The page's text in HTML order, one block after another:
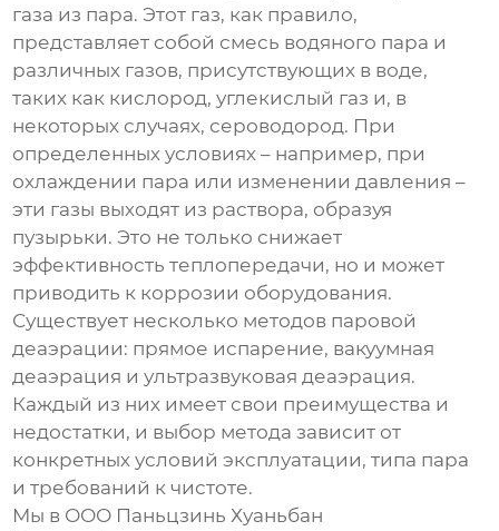
газа из пара. Этот газ, как правило,
представляет собой смесь водяного пара и
различных газов, присутствующих в воде,
таких как кислород, углекислый газ и, в
некоторых случаях, сероводород. При
определенных условиях – например, при
охлаждении пара или изменении давления –
эти газы выходят из раствора, образуя
пузырьки. Это не только снижает
эффективность теплопередачи, но и может
приводить к коррозии оборудования.
Существует несколько методов паровой
деаэрации: прямое испарение, вакуумная
деаэрация иультразвуковая деаэрация.
Каждый из них имеет свои преимущества и
недостатки, и выбор метода зависит от
конкретных условий эксплуатации, типа пара
и требований к чистоте.
Мы в ООО Паньцзинь Хуаньбан